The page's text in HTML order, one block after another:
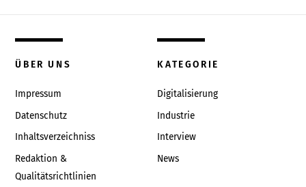
ÜBER UNS
Impressum
Datenschutz
Inhaltsverzeichniss
Redaktion &
Qualitätsrichtlinien
KATEGORIE
Digitalisierung
Industrie
Interview
News